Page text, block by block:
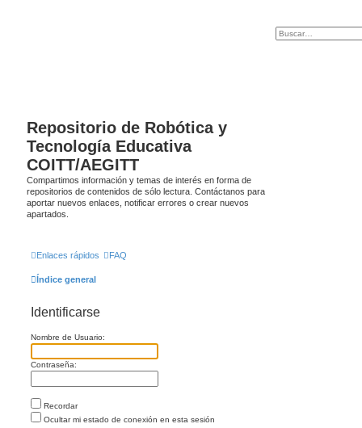
Repositorio de Robótica y
Tecnología Educativa
COITT/AEGITT
Compartimos información y temas de interés en forma de
repositorios de contenidos de sólo lectura. Contáctanos para
aportar nuevos enlaces, notificar errores o crear nuevos
apartados.
Enlaces rápidos FAQ
Índice general
Identificarse
Nombre de Usuario:
Contraseña:
Recordar
Ocultar mi estado de conexión en esta sesión